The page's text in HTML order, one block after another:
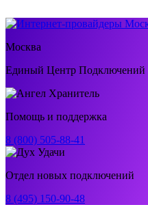
Москва
Единый Центр Подключений
Помощь и поддержка
8 (800) 505-88-41
Отдел новых подключений
8 (495) 150-90-48